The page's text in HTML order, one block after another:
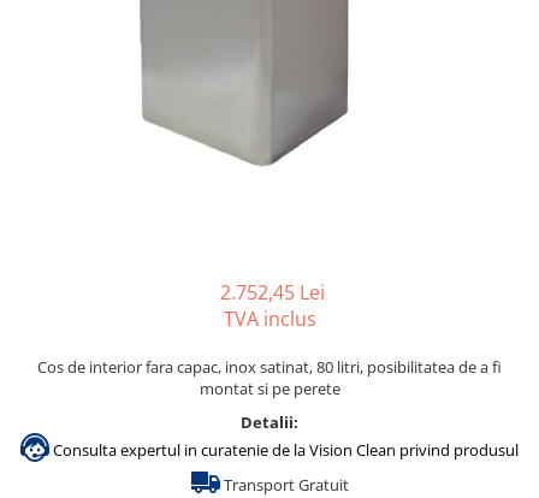
2.752,45 Lei
TVA inclus
Cos de interior fara capac, inox satinat, 80 litri, posibilitatea de a fi
montat si pe perete
Detalii:
Consulta expertul in curatenie de la Vision Clean privind produsul
Transport Gratuit